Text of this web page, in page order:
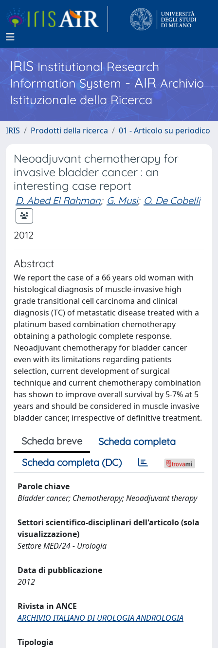
IRISInstitutional Research
Information System - AIR Archivio
Istituzionale della Ricerca
IRIS Prodotti della ricerca 01 - Articolo su periodico
Neoadjuvant chemotherapy for
invasive bladder cancer : an
interesting case report
D. Abed El Rahman; G. Musi; O. De Cobelli
2012
Abstract
We report the case of a 66 years old woman with
histological diagnosis of muscle-invasive high
grade transitional cell carcinoma and clinical
diagnosis (TC) of metastatic disease treated with a
platinum based combination chemotherapy
obtaining a pathologic complete response.
Neoadjuvant chemotherapy for bladder cancer
even with its limitations regarding patients
selection, current development of surgical
technique and current chemotherapy combination
has shown to improve overall survival by 5-7% at 5
years and should be considered in muscle invasive
bladder cancer, irrespective of definitive treatment.
Scheda breve
Scheda completa
Scheda completa (DC)
Parole chiave
Bladder cancer; Chemotherapy; Neoadjuvant therapy
Settori scientifico-disciplinari dell'articolo (sola
visualizzazione)
Settore MED/24 - Urologia
Data di pubblicazione
2012
Rivista in ANCE
ARCHIVIO ITALIANO DI UROLOGIA ANDROLOGIA
Tipologia